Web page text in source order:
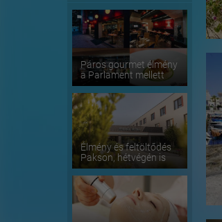
Páros gourmet élmény
a Parlament mellett
Élmény és feltöltődés
Pakson, hétvégén is